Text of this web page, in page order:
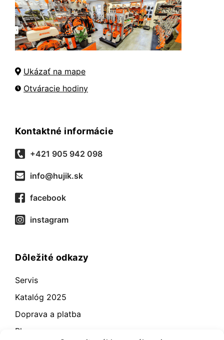
Ukázať na mape
Otváracie hodiny
Kontaktné informácie
+421 905 942 098
info@hujik.sk
facebook
instagram
Dôležité odkazy
Servis
Katalóg 2025
Doprava a platba
Blog